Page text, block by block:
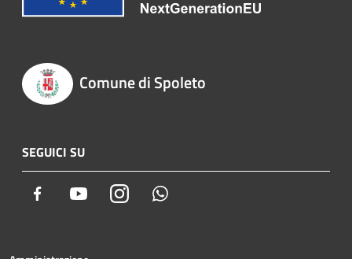
Comune di Spoleto
SEGUICI SU
Facebook YoutubeInstagram